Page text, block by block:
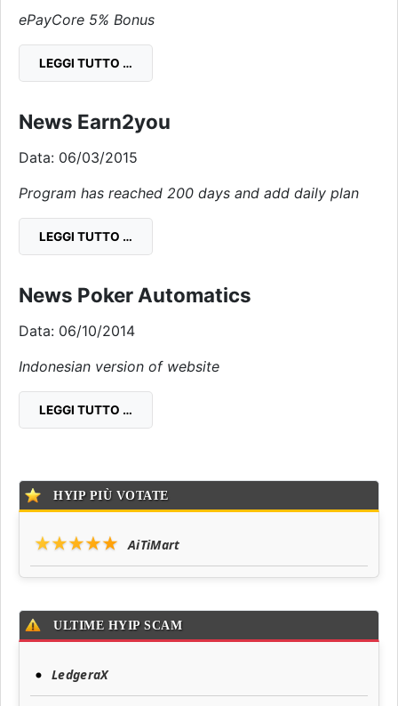
HYIP PIÙ VOTATE
★★★★★ AiTiMart
ULTIME HYIP SCAM
LedgeraX
ePayCore 5% Bonus
LEGGI TUTTO …
News Earn2you
Data: 06/03/2015
Program has reached 200 days and add daily plan
LEGGI TUTTO …
News Poker Automatics
Data: 06/10/2014
Indonesian version of website
LEGGI TUTTO …